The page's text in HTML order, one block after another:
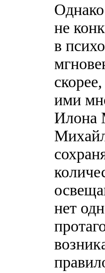
не
в
ими
Илона
нет